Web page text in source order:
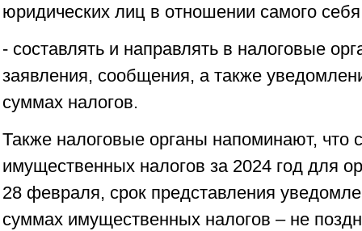
юридических лиц в отношении самого
- составлять и направлять в налоговые
заявления, сообщения, а также
суммах налогов.
Также налоговые органы напоминают, что
имущественных налогов за 2024 год для
28 февраля, срок представления
суммах имущественных налогов – не